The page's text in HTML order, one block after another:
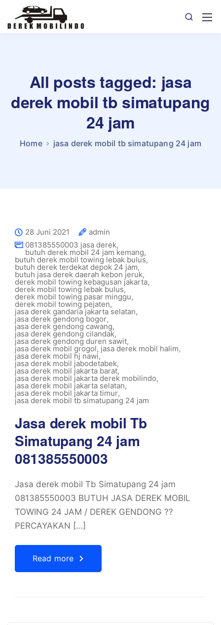
All posts tagged: jasa
derek mobil tb simatupang
24 jam
Home jasa derek mobil tb simatupang 24 jam
28 Juni 2021
admin
081385550003 jasa derek,
butuh derek mobil 24 jam kemang,
butuh derek mobil towing lebak bulus,
butuh derek terdekat depok 24 jam,
butuh jasa derek daerah kebon jeruk,
derek mobil towing kebagusan jakarta,
derek mobil towing lebak bulus,
derek mobil towing pasar minggu,
derek mobil towing pejaten,
jasa derek gandaria jakarta selatan,
jasa derek gendong bogor,
jasa derek gendong cawang,
jasa derek gendong cilandak,
jasa derek gendong duren sawit,
jasa derek mobil grogol, jasa derek mobil halim,
jasa derek mobil hj nawi,
jasa derek mobil jabodetabek,
jasa derek mobil jakarta barat,
jasa derek mobil jakarta derek mobilindo,
jasa derek mobil jakarta selatan,
jasa derek mobil jakarta timur,
jasa derek mobil tb simatupang 24 jam
Jasa derek mobil Tb
Simatupang 24 jam
081385550003
Jasa derek mobil Tb Simatupang 24 jam
081385550003 BUTUH JASA DEREK MOBIL
TOWING 24 JAM / DEREK GENDONG ??
PERCAYAKAN […]
Read more